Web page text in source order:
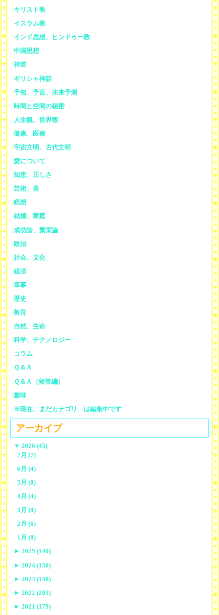
キリスト教
イスラム教
インド思想、ヒンドゥー教
中国思想
神道
ギリシャ神話
予知、予言、未来予測
時間と空間の秘密
人生観、世界観
健康、医療
宇宙文明、古代文明
愛について
知恵、正しさ
芸術、美
瞑想
結婚、家庭
成功論、繁栄論
政治
社会、文化
経済
軍事
歴史
教育
自然、生命
科学、テクノロジー
コラム
Ｑ＆Ａ
Ｑ＆Ａ（短答編）
趣味
※現在、まだカテゴリ—は編集中です
アーカイブ
▼ 2026 (45)
7月 (7)
6月 (4)
5月 (8)
4月 (4)
3月 (8)
2月 (6)
1月 (8)
► 2025 (140)
► 2024 (150)
► 2023 (148)
► 2022 (203)
► 2021 (179)